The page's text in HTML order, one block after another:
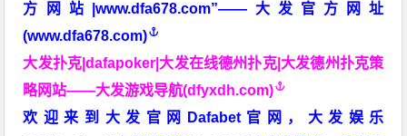
方网站|www.dfa678.com”——大发官方网址
(www.dfa678.com)
大发扑克|dafapoker|大发在线德州扑克|大发德州扑克策
略网站——大发游戏导航(dfyxdh.com)
欢迎来到大发官网Dafabet官网，大发娱乐